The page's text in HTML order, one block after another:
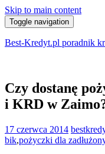
Skip to main content
Toggle navigation
Best-Kredyt.pl poradnik
Czy dostanę
i KRD w
17 czerwca 2014
bik,pożyczki dla